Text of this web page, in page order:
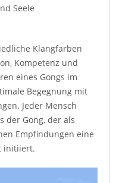
Seele
Klangfarben
Kompetenz und
eines Gongs im
Begegnung mit
Jeder Mensch
der Gong, der als
Empfindungen eine
initiiert.